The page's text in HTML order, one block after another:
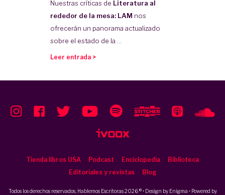
Nuestras críticas de Literatura al
rededor de la mesa: LAM nos
ofrecerán un panorama actualizado
sobre el estado de la ...
Leer entrada >
Tienda libros USA Podcast Enciclopedia
Biblioteca
Editoriales y revistas
Blog
Todos los derechos reservados, Hablemos Escritoras 2026 ® • Design by Enigma • Powered by